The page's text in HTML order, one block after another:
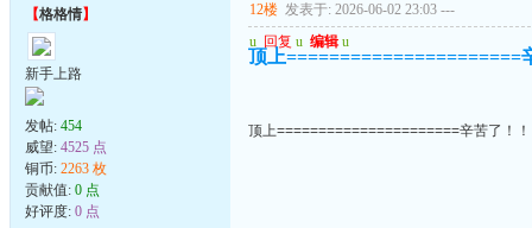
【格格情】
新手上路
发帖: 454
威望: 4525 点
铜币: 2263 枚
贡献值: 0 点
好评度: 0 点
12楼 发表于: 2026-06-02 23:03 ---
u 回复 u 编辑 u
顶上======================
顶上======================辛苦了！